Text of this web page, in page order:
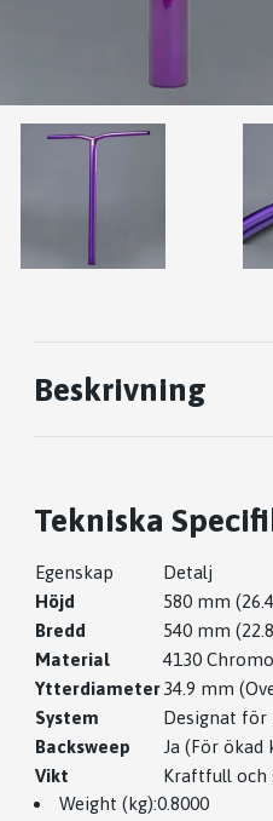
Beskrivning
Tekniska
Egenskap
Detalj
Höjd
580 mm
Bredd
540 mm
Material
4130
Ytterdiameter34.9 mm
System
Designat för
Backsweep
Ja (För
Vikt
Kraftfull och
Weight (kg):0.8000